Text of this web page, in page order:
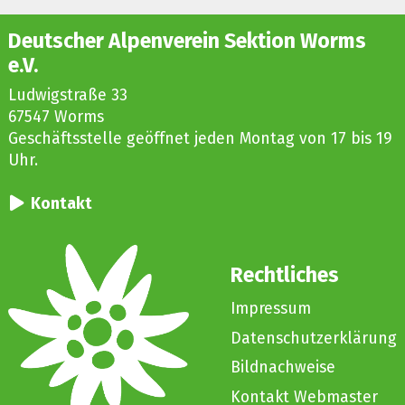
Deutscher Alpenverein Sektion Worms
e.V.
Ludwigstraße 33
67547 Worms
Geschäftsstelle geöffnet jeden Montag von 17 bis 19
Uhr.
Kontakt
Rechtliches
Impressum
Datenschutzerklärung
Bildnachweise
Kontakt Webmaster